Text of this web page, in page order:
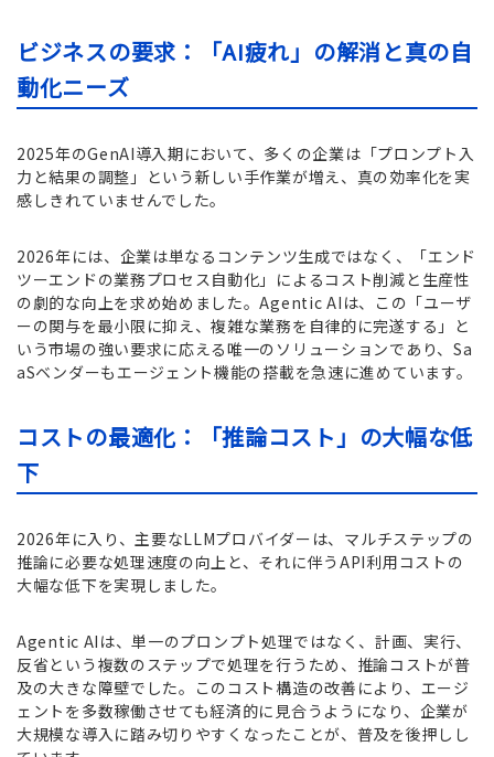
ビジネスの要求：「AI疲れ」の解消と真の自
動化ニーズ
2025年のGenAI導入期において、多くの企業は「プロンプト入
力と結果の調整」という新しい手作業が増え、真の効率化を実
感しきれていませんでした。
2026年には、企業は単なるコンテンツ生成ではなく、「エンド
ツーエンドの業務プロセス自動化」によるコスト削減と生産性
の劇的な向上を求め始めました。Agentic AIは、この「ユーザ
ーの関与を最小限に抑え、複雑な業務を自律的に完遂する」と
いう市場の強い要求に応える唯一のソリューションであり、Sa
aSベンダーもエージェント機能の搭載を急速に進めています。
コストの最適化：「推論コスト」の大幅な低
下
2026年に入り、主要なLLMプロバイダーは、マルチステップの
推論に必要な処理速度の向上と、それに伴うAPI利用コストの
大幅な低下を実現しました。
Agentic AIは、単一のプロンプト処理ではなく、計画、実行、
反省という複数のステップで処理を行うため、推論コストが普
及の大きな障壁でした。このコスト構造の改善により、エージ
ェントを多数稼働させても経済的に見合うようになり、企業が
大規模な導入に踏み切りやすくなったことが、普及を後押しし